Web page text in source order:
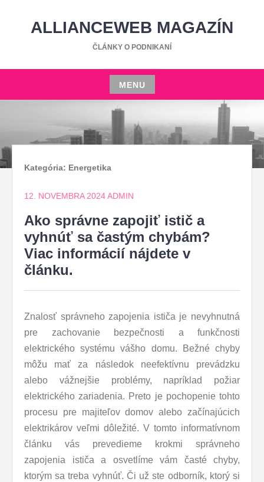
ALLIANCEWEB MAGAZÍN
ČLÁNKY O PODNIKANÍ
MENU
Skip
Kategória: Energetika
12. NOVEMBRA 2024ADMIN
Ako správne zapojiť istič a
vyhnúť sa častým chybám?
Viac informácií nájdete v
článku.
Znalosť správneho zapojenia ističa je nevyhnutná
pre zachovanie bezpečnosti a funkčnosti
elektrického systému vášho domu. Bežné chyby
môžu mať za následok neefektívnu prevádzku
alebo vážnejšie problémy, napríklad požiar
elektrického zariadenia. Preto je pochopenie tohto
procesu pre majiteľov domov alebo začínajúcich
elektrikárov veľmi dôležité. V tomto informatívnom
článku vás prevedieme krokmi správneho
zapojenia ističa a osvetlíme vám časté chyby,
ktorým sa treba vyhnúť. Či už ste odborník, ktorý si